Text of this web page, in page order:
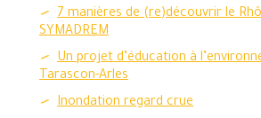
7 manières de (re)découvrir le
SYMADREM
Un projet d’éducation à
Tarascon-Arles
Inondation regard crue